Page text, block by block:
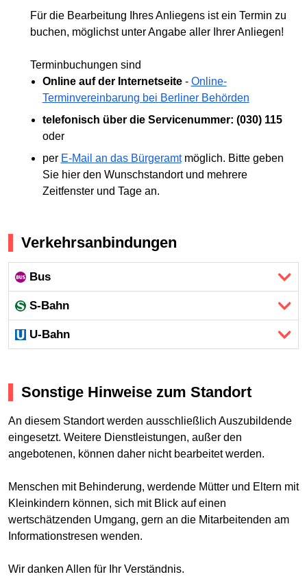
Für die Bearbeitung Ihres Anliegens ist ein Termin zu
buchen, möglichst unter Angabe aller Ihrer Anliegen!
Terminbuchungen sind
Online auf der Internetseite- Online-
Terminvereinbarung bei Berliner Behörden
telefonisch über die Servicenummer: (030) 115
oder
per E-Mail an das Bürgeramtmöglich. Bitte geben
Sie hier den Wunschstandort und mehrere
Zeitfenster und Tage an.
Verkehrsanbindungen
Bus
S-Bahn
U-Bahn
Sonstige Hinweise zum Standort
An diesem Standort werden ausschließlich Auszubildende
eingesetzt. Weitere Dienstleistungen, außer den
angebotenen, können daher nicht bearbeitet werden.
Menschen mit Behinderung, werdende Mütter und Eltern mit
Kleinkindern können, sich mit Blick auf einen
wertschätzenden Umgang, gern an die Mitarbeitenden am
Informationstresen wenden.
Wir danken Allen für Ihr Verständnis.